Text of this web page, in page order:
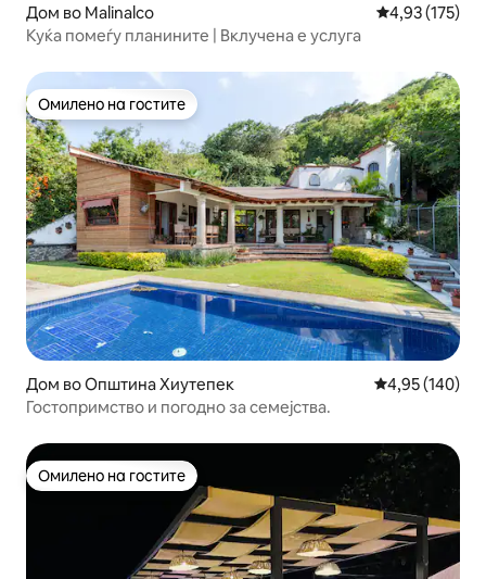
Дом во Malinalco Просечна
4,93 (175)
Куќа помеѓу планините | Вклучена е услуга
Омилено на гостите
Омилено на гостите
Дом во Општина Хиутепек Просечна
4,95 (140)
Гостопримство и погодно за семејства.
Омилено на гостите
Омилено на гостите